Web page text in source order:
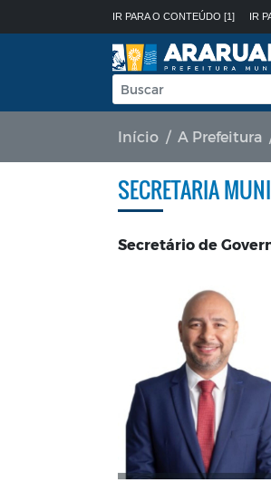
IR PARA O CONTEÚDO [1] IR
Início A Prefeitura
SECRETARIA
Secretário de